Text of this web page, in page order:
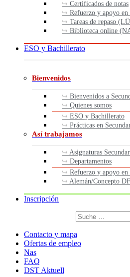
Certificados de notas
Refuerzo y apoyo
Tareas de repaso
Biblioteca online
ESO y Bachillerato
Bienvenidos
Bienvenidos a
Quienes somos
ESO y Bachillerato
Prácticas en
Así trabajamos
Asignaturas
Departamentos
Refuerzo y apoyo en
Alemán/Concepto
Inscripción
Buscar
por:
Contacto y mapa
Ofertas de empleo
Nas
FAQ
DST Aktuell